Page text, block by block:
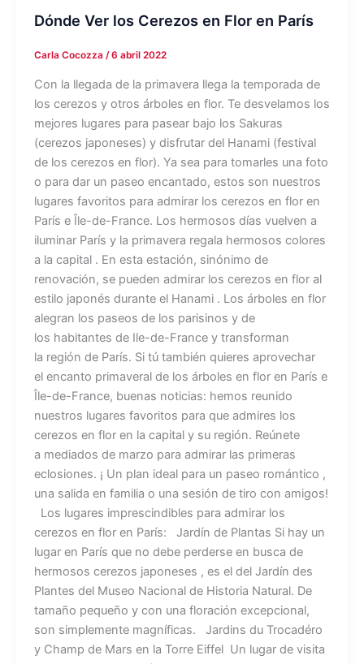
Dónde Ver los Cerezos en Flor en París
Carla Cocozza /6 abril 2022
Con la llegada de la primavera llega la temporada de
los cerezos y otros árboles en flor. Te desvelamos los
mejores lugares para pasear bajo los Sakuras
(cerezos japoneses) y disfrutar del Hanami (festival
de los cerezos en flor). Ya sea para tomarles una foto
o para dar un paseo encantado, estos son nuestros
lugares favoritos para admirar los cerezos en flor en
París e Île-de-France. Los hermosos días vuelven a
iluminar París y la primavera regala hermosos colores
a la capital . En esta estación, sinónimo de
renovación, se pueden admirar los cerezos en flor al
estilo japonés durante el Hanami . Los árboles en flor
alegran los paseos de los parisinos y de
los habitantes de Ile-de-France y transforman
la región de París. Si tú también quieres aprovechar
el encanto primaveral de los árboles en flor en París e
Île-de-France, buenas noticias: hemos reunido
nuestros lugares favoritos para que admires los
cerezos en flor en la capital y su región. Reúnete
a mediados de marzo para admirar las primeras
eclosiones. ¡ Un plan ideal para un paseo romántico ,
una salida en familia o una sesión de tiro con amigos!
Los lugares imprescindibles para admirar los
cerezos en flor en París: Jardín de Plantas Si hay un
lugar en París que no debe perderse en busca de
hermosos cerezos japoneses , es el del Jardín des
Plantes del Museo Nacional de Historia Natural. De
tamaño pequeño y con una floración excepcional,
son simplemente magníficas. Jardins du Trocadéro
y Champ de Mars en la Torre Eiffel Un lugar de visita